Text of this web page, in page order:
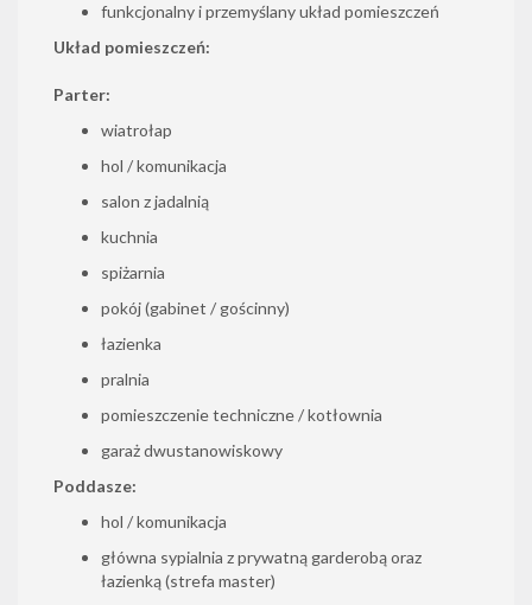
funkcjonalny i przemyślany układ pomieszczeń
Układ pomieszczeń:
Parter:
wiatrołap
hol / komunikacja
salon z jadalnią
kuchnia
spiżarnia
pokój (gabinet / gościnny)
łazienka
pralnia
pomieszczenie techniczne / kotłownia
garaż dwustanowiskowy
Poddasze:
hol / komunikacja
główna sypialnia z prywatną garderobą oraz
łazienką (strefa master)